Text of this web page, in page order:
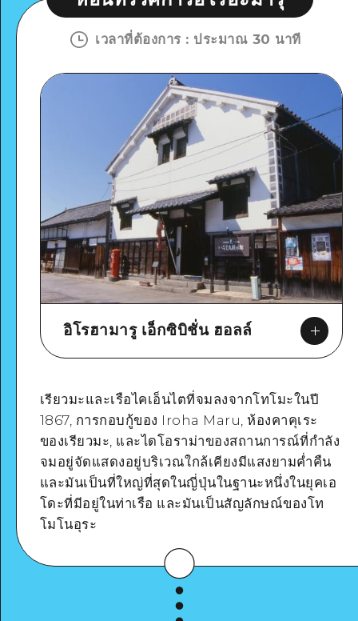
เวลาที่ต้องการ : ประมาณ 30 นาที
อิโรฮามารู เอ็กซิบิชั่น ฮอลล์
Google Maps
ดูรายละเอียด
เรียวมะและเรือไคเอ็นไตที่จมลงจากโทโมะในปี
1867, การกอบกู้ของ Iroha Maru, ห้องคาคุเระ
ของเรียวมะ, และไดโอราม่าของสถานการณ์ที่กำลัง
จมอยู่จัดแสดงอยู่บริเวณใกล้เคียงมีแสงยามค่ำคืน
และมันเป็นที่ใหญ่ที่สุดในญี่ปุ่นในฐานะหนึ่งในยุคเอ
โดะที่มีอยู่ในท่าเรือ และมันเป็นสัญลักษณ์ของโท
โมโนอุระ